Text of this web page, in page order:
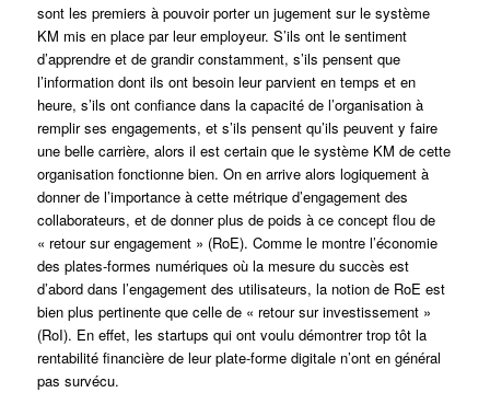
sont les premiers à pouvoir porter un jugement sur le système
KM mis en place par leur employeur. S’ils ont le sentiment
d’apprendre et de grandir constamment, s’ils pensent que
l’information dont ils ont besoin leur parvient en temps et en
heure, s’ils ont confiance dans la capacité de l’organisation à
remplir ses engagements, et s’ils pensent qu’ils peuvent y faire
une belle carrière, alors il est certain que le système KM de cette
organisation fonctionne bien. On en arrive alors logiquement à
donner de l’importance à cette métrique d’engagement des
collaborateurs, et de donner plus de poids à ce concept flou de
« retour sur engagement » (RoE). Comme le montre l’économie
des plates-formes numériques où la mesure du succès est
d’abord dans l’engagement des utilisateurs, la notion de RoE est
bien plus pertinente que celle de « retour sur investissement »
(RoI). En effet, les startups qui ont voulu démontrer trop tôt la
rentabilité financière de leur plate-forme digitale n’ont en général
pas survécu.